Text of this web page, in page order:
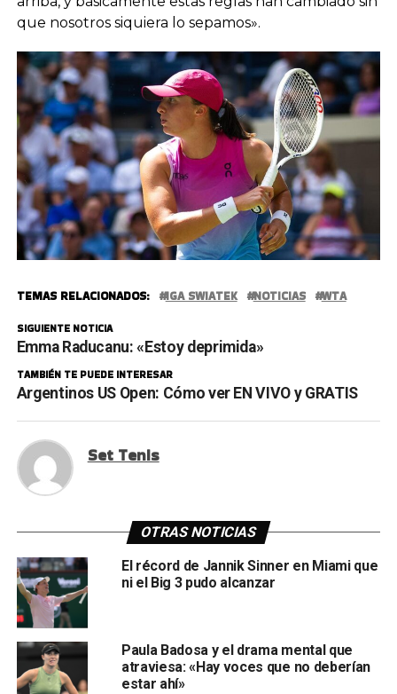
que nosotros siquiera lo sepamos».
TEMAS RELACIONADOS: IGA SWIATEK NOTICIAS WTA
SIGUIENTE NOTICIA
Emma Raducanu: «Estoy deprimida»
TAMBIÉN TE PUEDE INTERESAR
Argentinos US Open: Cómo ver EN VIVO y GRATIS
Set Tenis
OTRAS NOTICIAS
El récord de Jannik Sinner en Miami que
ni el Big 3 pudo alcanzar
Paula Badosa y el drama mental que
atraviesa: «Hay voces que no deberían
estar ahí»